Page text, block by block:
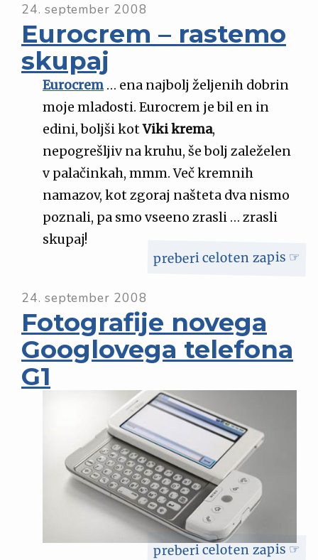
24. september 2008
Eurocrem – rastemo
skupaj
Eurocrem … ena najbolj željenih dobrin
moje mladosti. Eurocrem je bil en in
edini, boljši kotViki krema,
nepogrešljiv na kruhu, še bolj zaleželen
v palačinkah, mmm. Več kremnih
namazov, kot zgoraj našteta dva nismo
poznali, pa smo vseeno zrasli … zrasli
skupaj!
preberi celoten zapis ☞
24. september 2008
Fotografije novega
Googlovega telefona
G1
preberi celoten zapis ☞